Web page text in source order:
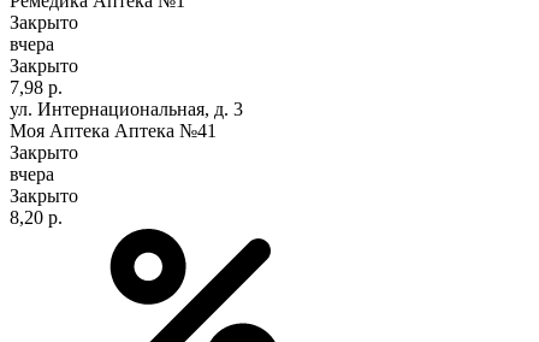
Закрыто
вчера
Закрыто
7,98 р.
ул. Интернациональная, д. 3
Моя Аптека Аптека №41
Закрыто
вчера
Закрыто
8,20 р.